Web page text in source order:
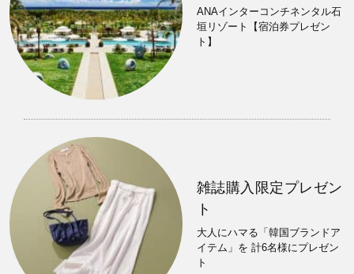
ANAインターコンチネンタル石
垣リゾート【宿泊券プレゼン
ト】
雑誌購入限定プレゼン
ト
大人にハマる「韓国ブランドア
イテム」を 計6名様にプレゼン
ト